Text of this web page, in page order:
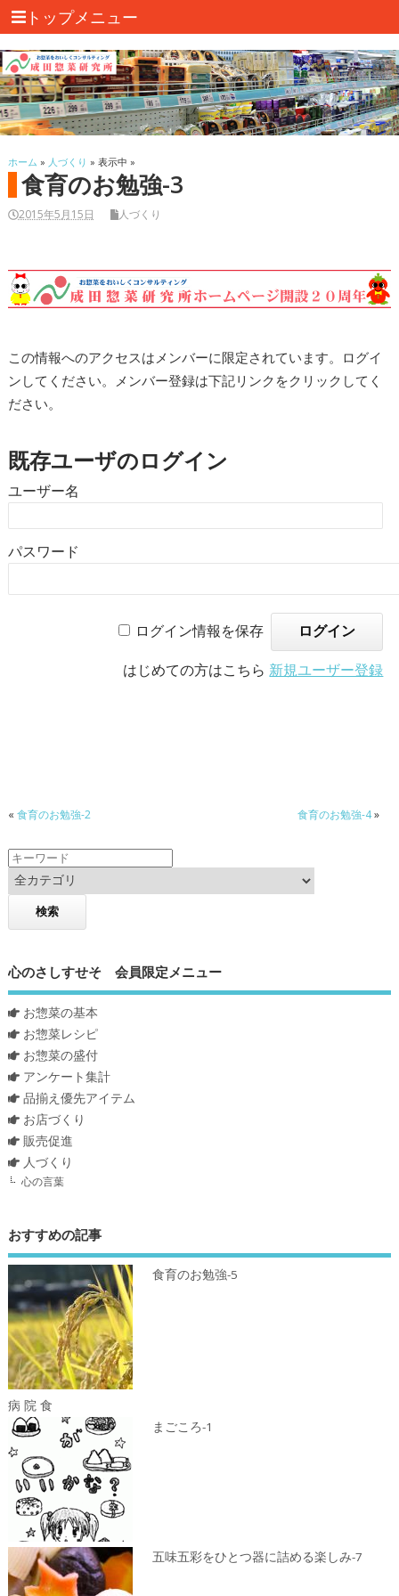
トップメニュー
ホーム » 人づくり » 表示中 »
食育のお勉強-3
2015年5月15日 人づくり
この情報へのアクセスはメンバーに限定されています。ログイ
ンしてください。メンバー登録は下記リンクをクリックしてく
ださい。
既存ユーザのログイン
ユーザー名
パスワード
ログイン情報を保存
はじめての方はこちら 新規ユーザー登録
« 食育のお勉強-2 食育のお勉強-4»
心のさしすせそ 会員限定メニュー
お惣菜の基本
お惣菜レシピ
お惣菜の盛付
アンケート集計
品揃え優先アイテム
お店づくり
販売促進
人づくり
心の言葉
おすすめの記事
食育のお勉強-5
病 院 食
まごころ-1
五味五彩をひとつ器に詰める楽しみ-7